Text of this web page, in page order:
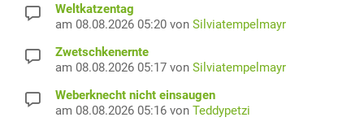
Weltkatzentag
am 08.08.2026 05:20 von Silviatempelmayr
Zwetschkenernte
am 08.08.2026 05:17 von Silviatempelmayr
Weberknecht nicht einsaugen
am 08.08.2026 05:16 von Teddypetzi